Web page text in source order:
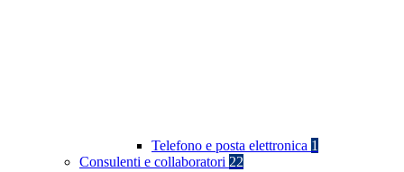
Telefono e posta elettronica 1
Consulenti e collaboratori 22